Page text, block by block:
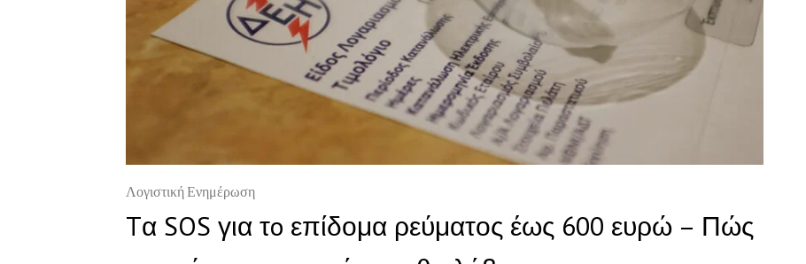
Λογιστική Ενημέρωση
Tα SOS για τo επίδομα ρεύματος έως 600 ευρώ – Πώς